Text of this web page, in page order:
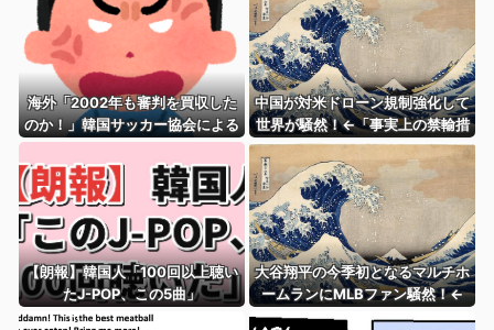
海外「2002年も審判を買収した
のか！」韓国サッカー協会による
国際試合の審判買収が発覚し大騒
ぎ！【海外の反応】
中国が対米ドローン規制強化して
世界が騒然！←「事実上の禁輸措
置か？」（海外の反応）
【朗報】韓国人「100回以上聴い
たJ-POP、この5曲」
大谷翔平の今季初となるマルチホ
ームランにMLBファン騒然！←
「PCAとの熱いMVP争い！」